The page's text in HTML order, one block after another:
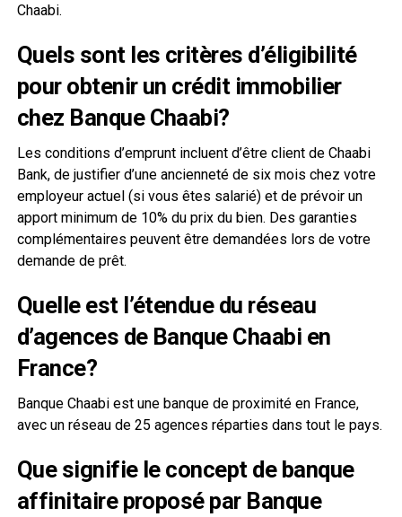
Chaabi.
Quels sont les critères d’éligibilité
pour obtenir un crédit immobilier
chez Banque Chaabi?
Les conditions d’emprunt incluent d’être client de Chaabi
Bank, de justifier d’une ancienneté de six mois chez votre
employeur actuel (si vous êtes salarié) et de prévoir un
apport minimum de 10% du prix du bien. Des garanties
complémentaires peuvent être demandées lors de votre
demande de prêt.
Quelle est l’étendue du réseau
d’agences de Banque Chaabi en
France?
Banque Chaabi est une banque de proximité en France,
avec un réseau de 25 agences réparties dans tout le pays.
Que signifie le concept de banque
affinitaire proposé par Banque